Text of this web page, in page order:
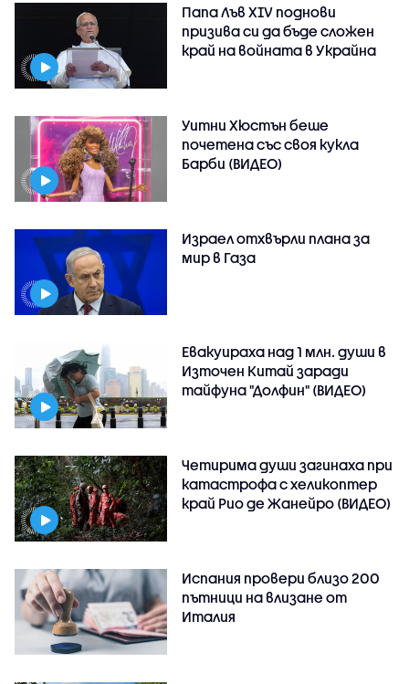
Папа Лъв XIV поднови
призива си да бъде сложен
край на войната в Украйна
Уитни Хюстън беше
почетена със своя кукла
Барби (ВИДЕО)
Израел отхвърли плана за
мир в Газа
Евакуираха над 1 млн. души в
Източен Китай заради
тайфуна "Долфин" (ВИДЕО)
Четирима души загинаха при
катастрофа с хеликоптер
край Рио де Жанейро (ВИДЕО)
Испания провери близо 200
пътници на влизане от
Италия